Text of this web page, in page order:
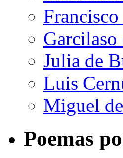
Garcilaso
Julia de
Luis
Miguel
Poemas